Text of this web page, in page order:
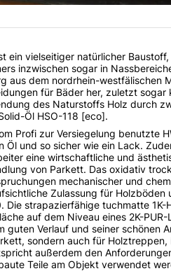
ein vielseitiger natürlicher
inzwischen sogar in
aus dem nordrhein-westfälischen
für Bäder her, zuletzt
des Naturstoffs Holz durch
Öl HSO-118 [eco].
Profi zur Versiegelung benutzte
Öl und so sicher wie ein Lack.
eine wirtschaftliche und
von Parkett. Das oxidativ
mechanischer und
Zulassung für Holzböden
Die strapazierfähige tuchmatte
auf dem Niveau eines 2K-
guten Verlauf und seiner schönen
sondern auch für
außerdem den
Teile am Objekt verwendet